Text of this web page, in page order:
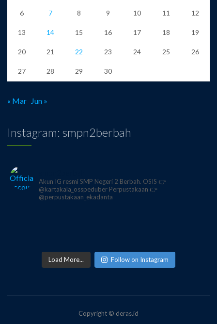
6 7 8 9 10 11 12
13 14 15 16 17 18 19
20 21 22 23 24 25 26
27 28 29 30
« Mar Jun »
Instagram: smpn2berbah
Akun IG resmi SMP Negeri 2 Berbah. OSIS 👉
@kartakala_osspeduber Perpustakaan 👉
@perpustakaan_ekadanta
Load More... Follow on Instagram
Copyright © deras.id